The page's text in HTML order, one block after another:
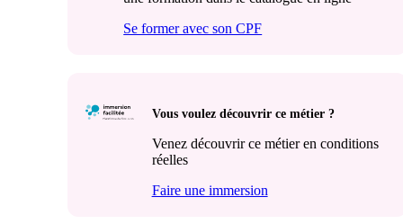
Se former avec son CPF
Vous voulez découvrir ce métier ?
Venez découvrir ce métier en conditions
réelles
Faire une immersion